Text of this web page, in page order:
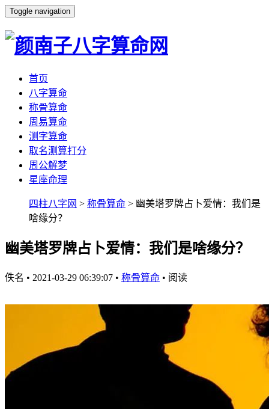
Toggle navigation
首页
八字算命
称骨算命
周易算命
测字算命
取名测算打分
周公解梦
星座命理
四柱八字网 > 称骨算命 > 幽美塔罗牌占卜爱情：我们是
啥缘分？
幽美塔罗牌占卜爱情：我们是啥缘分？
佚名 • 2021-03-29 06:39:07 • 称骨算命 • 阅读